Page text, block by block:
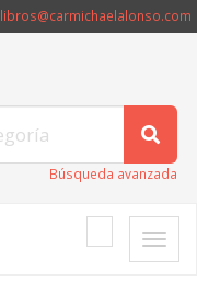
libros@carmichaelalonso.com
Búsqueda avanzada
Toggle